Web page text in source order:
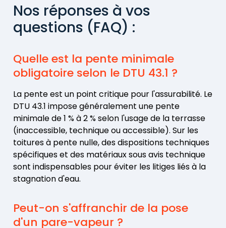
Nos réponses à vos
questions (FAQ) :
Quelle est la pente minimale
obligatoire selon le DTU 43.1 ?
La pente est un point critique pour l'assurabilité. Le
DTU 43.1 impose généralement une pente
minimale de 1 % à 2 % selon l'usage de la terrasse
(inaccessible, technique ou accessible). Sur les
toitures à pente nulle, des dispositions techniques
spécifiques et des matériaux sous avis technique
sont indispensables pour éviter les litiges liés à la
stagnation d'eau.
Peut-on s'affranchir de la pose
d'un pare-vapeur ?